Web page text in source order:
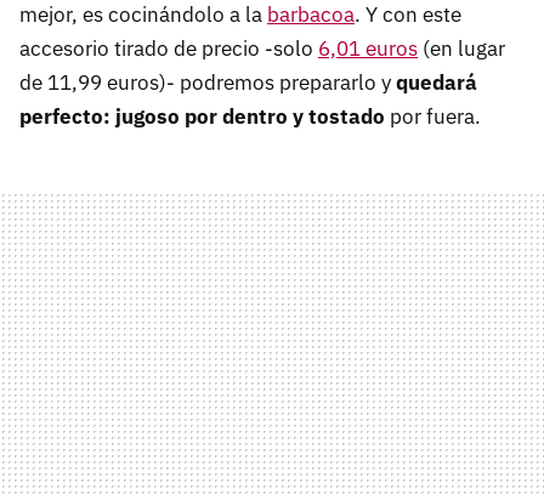
mejor, es cocinándolo a la barbacoa. Y con este
accesorio tirado de precio -solo 6,01 euros (en lugar
de 11,99 euros)- podremos prepararlo yquedará
perfecto: jugoso por dentro y tostado por fuera.